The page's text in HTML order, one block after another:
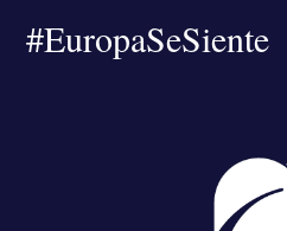
#EuropaSeSiente